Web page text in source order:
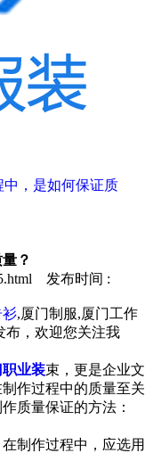
中，是如何保证质
？
发布时间 :
衫,厦门制服,厦门工作
布，欢迎您关注我
职业装束，更是企业文
作过程中的质量至关
质量保证的方法：
制作过程中，应选用